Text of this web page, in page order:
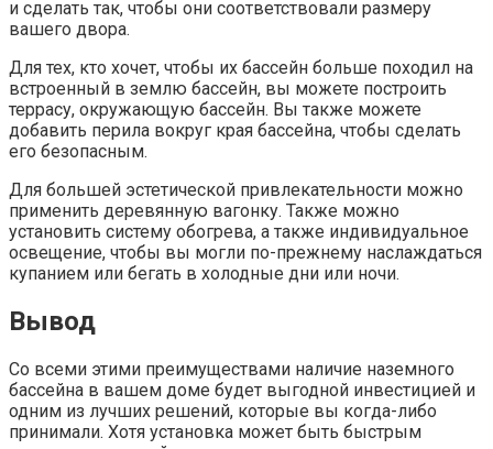
и сделать так, чтобы они соответствовали размеру
вашего двора.
Для тех, кто хочет, чтобы их бассейн больше походил на
встроенный в землю бассейн, вы можете построить
террасу, окружающую бассейн. Вы также можете
добавить перила вокруг края бассейна, чтобы сделать
его безопасным.
Для большей эстетической привлекательности можно
применить деревянную вагонку. Также можно
установить систему обогрева, а также индивидуальное
освещение, чтобы вы могли по-прежнему наслаждаться
купанием или бегать в холодные дни или ночи.
Вывод
Со всеми этими преимуществами наличие наземного
бассейна в вашем доме будет выгодной инвестицией и
одним из лучших решений, которые вы когда-либо
принимали. Хотя установка может быть быстрым